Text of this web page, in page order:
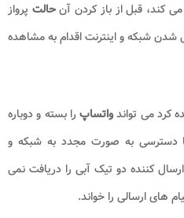
کند، قبل از باز کردن آنحالت پرواز
شدن شبکه و اینترنت اقدام به مشاهده
کرد می تواندواتساپ را بسته و دوباره
دسترسی به صورت مجدد به شبکه و
کننده دو تیک آبی را دریافت نمی
های ارسالی را خواند.